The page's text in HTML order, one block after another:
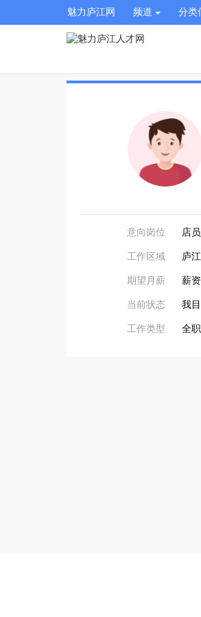
魅力庐江网 频道 分类
意向岗位 店
工作区域 庐
期望月薪 薪
当前状态 我
工作类型 全